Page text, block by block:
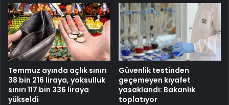
Temmuz ayında açlık sınırı
38 bin 216 liraya, yoksulluk
sınırı 117 bin 336 liraya
yükseldi
Güvenlik testinden
geçemeyen kıyafet
yasaklandı: Bakanlık
toplatıyor